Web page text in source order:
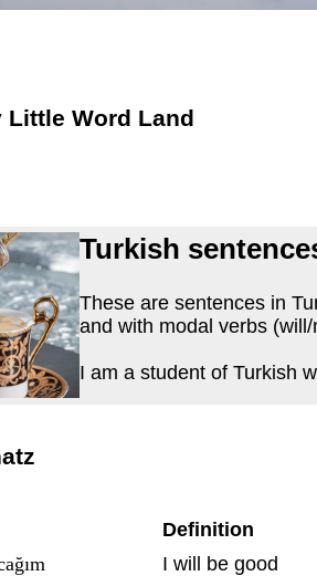
Little Word Land
Turkish
These are sentences in
and with modal verbs
I am a student of Turkish
Definition
I will be good